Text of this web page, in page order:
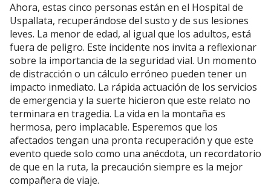
Ahora, estas cinco personas están en el Hospital de
Uspallata, recuperándose del susto y de sus lesiones
leves. La menor de edad, al igual que los adultos, está
fuera de peligro. Este incidente nos invita a reflexionar
sobre la importancia de la seguridad vial. Un momento
de distracción o un cálculo erróneo pueden tener un
impacto inmediato. La rápida actuación de los servicios
de emergencia y la suerte hicieron que este relato no
terminara en tragedia. La vida en la montaña es
hermosa, pero implacable. Esperemos que los
afectados tengan una pronta recuperación y que este
evento quede solo como una anécdota, un recordatorio
de que en la ruta, la precaución siempre es la mejor
compañera de viaje.